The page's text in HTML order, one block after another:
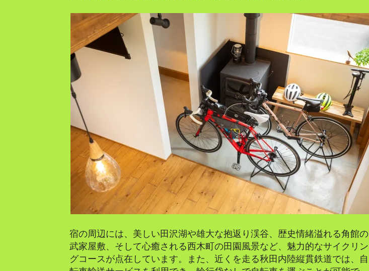
宿の周辺には、美しい田沢湖や雄大な抱返り渓谷、歴史情緒溢れる角館の
武家屋敷、そして心癒される西木町の田園風景など、魅力的なサイクリン
グコースが点在しています。また、近くを走る秋田内陸縦貫鉄道では、自